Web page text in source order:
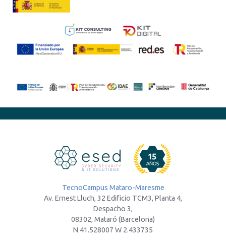
TecnoCampus Mataro-Maresme
Av. Ernest Lluch, 32 Edificio TCM3, Planta 4,
Despacho 3,
08302, Mataró (Barcelona)
N 41.528007 W 2.433735